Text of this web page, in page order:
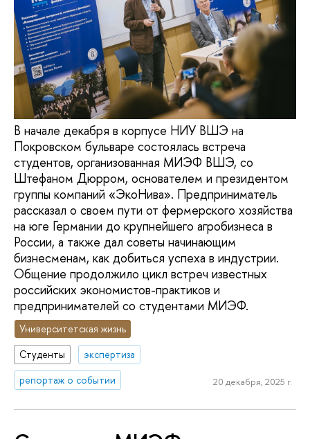
В начале декабря в корпусе НИУ ВШЭ на
Покровском бульваре состоялась встреча
студентов, организованная МИЭФ ВШЭ, со
Штефаном Дюрром, основателем и президентом
группы компаний «ЭкоНива». Предприниматель
рассказал о своем пути от фермерского хозяйства
на юге Германии до крупнейшего агробизнеса в
России, а также дал советы начинающим
бизнесменам, как добиться успеха в индустрии.
Общение продолжило цикл встреч известных
российских экономистов-практиков и
предпринимателей со студентами МИЭФ.
Университетская жизнь
Студенты
экспертиза
репортаж о событии
20 декабря, 2025 г.